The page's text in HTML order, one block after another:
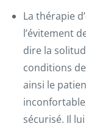
La thérapie
l’évitement
dire la
conditions
ainsi le
sécurisé. Il